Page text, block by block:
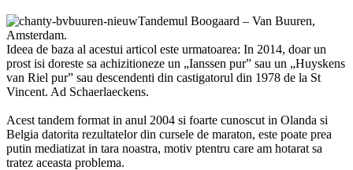
Tandemul Boogaard – Van Buuren,
Amsterdam.
Ideea de baza al acestui articol este urmatoarea: In 2014, doar un
prost isi doreste sa achizitioneze un „Ianssen pur” sau un „Huyskens
van Riel pur” sau descendenti din castigatorul din 1978 de la St
Vincent. Ad Schaerlaeckens.
Acest tandem format in anul 2004 si foarte cunoscut in Olanda si
Belgia datorita rezultatelor din cursele de maraton, este poate prea
putin mediatizat in tara noastra, motiv ptentru care am hotarat sa
tratez aceasta problema.